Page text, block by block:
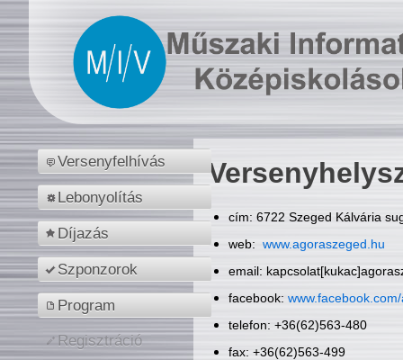
Versenyfelhívás
Lebonyolítás
Díjazás
Szponzorok
Program
Regisztráció
cím: 6722 Szeged Kálvária
web: www.agoraszeged.hu
email:
facebook:
telefon: +36(62)563-480
fax: +36(62)563-499